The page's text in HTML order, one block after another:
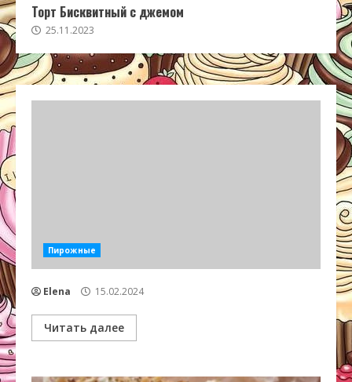
Торт Бисквитный с джемом
25.11.2023
Пирожные
Elena 15.02.2024
Читать далее